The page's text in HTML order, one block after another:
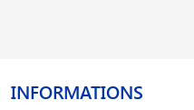
INFORMATIONS